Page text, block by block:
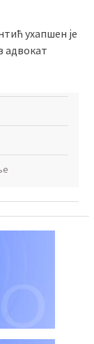
ухапшен је
адвокат